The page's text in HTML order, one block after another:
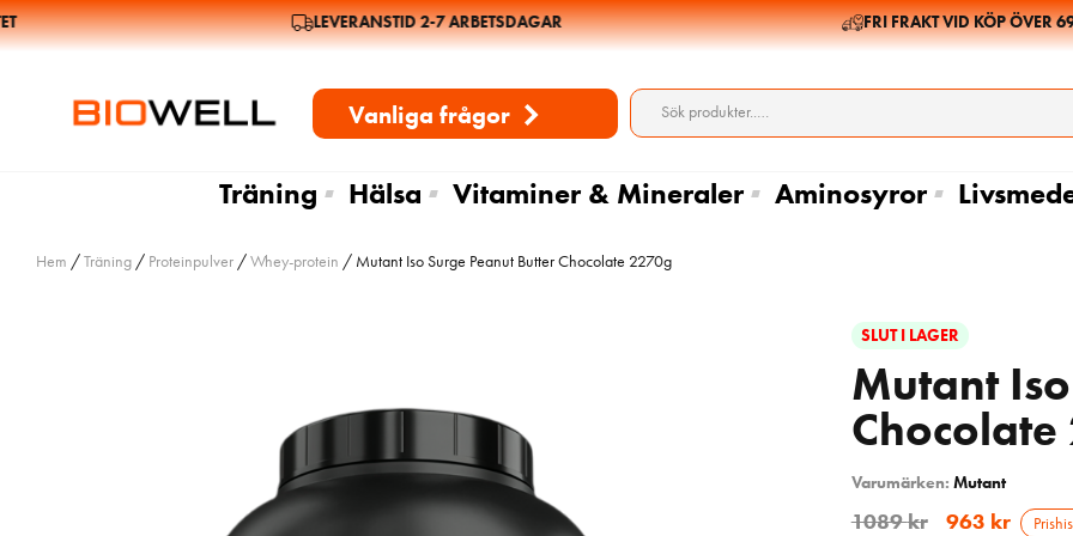
LEVERANSTID 2-7 ARBETSDAGAR FRI FRAKT VID KÖP ÖVER 699
Vanliga frågor
Träning Hälsa Vitaminer & Mineraler Aminosyror
Hem /Träning / Proteinpulver /Whey-protein / Mutant Iso Surge Peanut Butter Chocolate 2270g
SLUT I LAGER
Mutant
Chocolate
Varumärken: Mutant
1089kr 963 kr